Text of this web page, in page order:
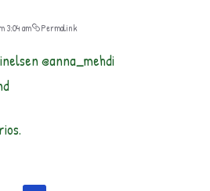
3:04 am Permalink
@anna_mehdi